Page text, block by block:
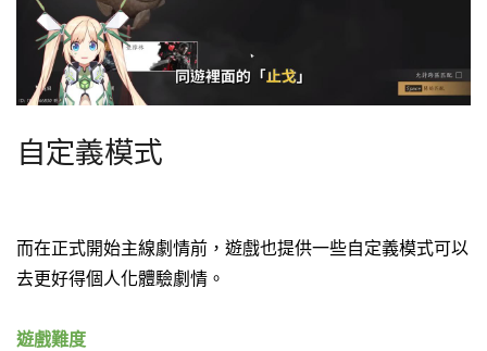
自定義模式
而在正式開始主線劇情前，遊戲也提供一些自定義模式可以
去更好得個人化體驗劇情。
遊戲難度